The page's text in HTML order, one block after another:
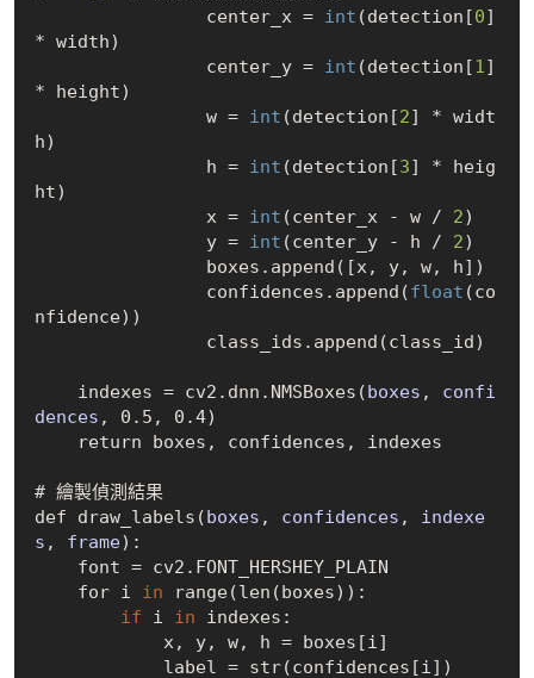
                center_x =
int (detection [0]
* width)
                center_y =
int (detection [1]
* height)
                w =
int (detection [2] * widt
h)
                h =
int (detection [3] * heig
ht)
                x =
int (center_x - w / 2)
                y =
int (center_y - h / 2)
                boxes.append(
[x, y, w, h] )
                confidences.append(
float (co
nfidence))
    indexes = cv2.dnn.
NMSBoxes(boxes , confi
dences , 0.5, 0.4)
# 繪製偵測結果
def draw_labels(boxes , confidences , indexe
s , frame) :
    for i
in range(len(boxes)):
if i in indexes:
            x, y, w, h = boxes
[i]
            label = str(confidences
[i] )